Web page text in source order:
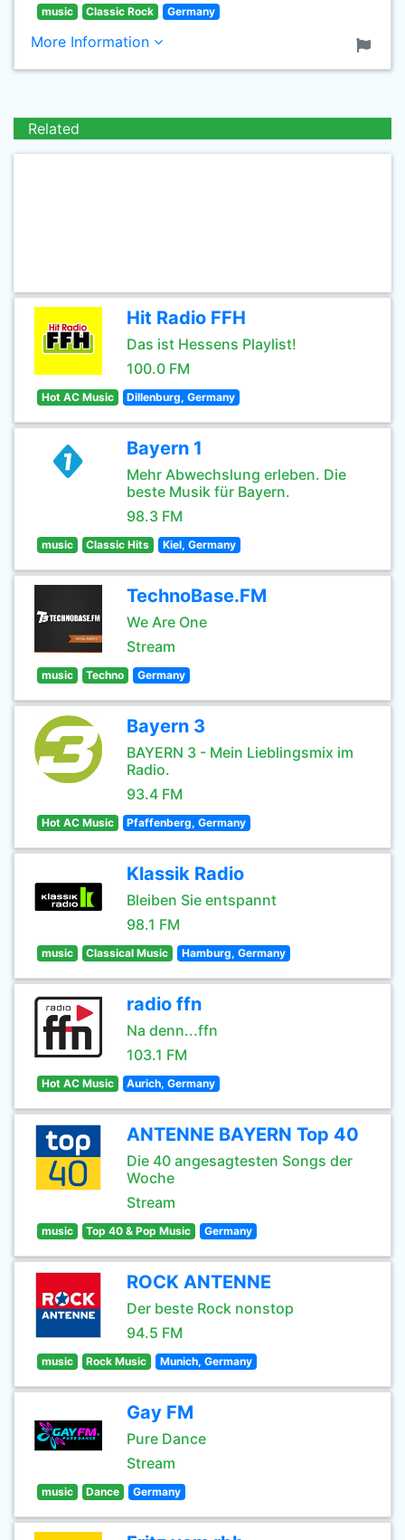
music Classic Rock Germany
More Information
Related
Hit Radio FFH
Das ist Hessens Playlist!
100.0 FM
Hot AC Music Dillenburg, Germany
Bayern 1
Mehr Abwechslung erleben. Die
beste Musik für Bayern.
98.3 FM
music Classic Hits Kiel, Germany
TechnoBase.FM
We Are One
Stream
music Techno Germany
Bayern 3
BAYERN 3 - Mein Lieblingsmix im
Radio.
93.4 FM
Hot AC Music Pfaffenberg, Germany
Klassik Radio
Bleiben Sie entspannt
98.1 FM
music Classical Music Hamburg, Germany
radio ffn
Na denn...ffn
103.1 FM
Hot AC Music Aurich, Germany
ANTENNE BAYERN Top 40
Die 40 angesagtesten Songs der
Woche
Stream
music Top 40 & Pop Music Germany
ROCK ANTENNE
Der beste Rock nonstop
94.5 FM
music Rock Music Munich, Germany
Gay FM
Pure Dance
Stream
music Dance Germany